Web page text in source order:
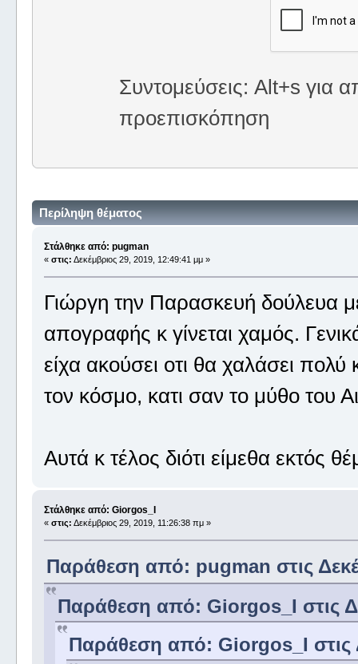
Συντομεύσεις: Alt+s για
προεπισκόπηση
Περίληψη θέματος
Στάλθηκε από: pugman
« στις: Δεκέμβριος 29, 2019, 12:49:41 μμ »
Γιώργη την Παρασκευή δούλευα
απογραφής κ γίνεται χαμός.
είχα ακούσει οτι θα χαλάσει
τον κόσμο, κατι σαν το μύθο του
Αυτά κ τέλος διότι είμεθα εκτός
Στάλθηκε από: Giorgos_I
« στις: Δεκέμβριος 29, 2019, 11:26:38 πμ »
Παράθεση από: pugman στις
Παράθεση από: Giorgos_I στις
Παράθεση από: Giorgos_I στις